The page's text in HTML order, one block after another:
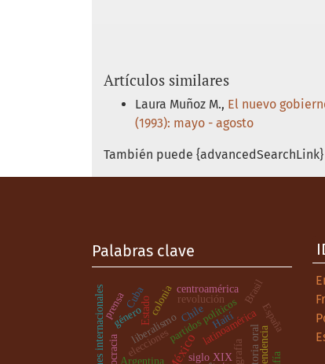
Artículos similares
Laura Muñoz M., El nuevo
(1993): mayo - agosto
También puede
Palabras clave
México
latinoamérica
siglo XIX
Argentina
partidos políticos
elecciones historia oral
liberalismo
revolución
Estado
génerocolonia
España
Cuba centroamérica
prensa Chile
Brasil
Haití